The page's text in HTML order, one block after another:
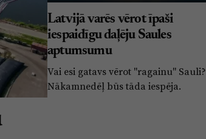
Latvijā varēs vērot īpaši
iespaidīgu daļēju Saules
aptumsumu
Vai esi gatavs vērot "ragainu" Sauli?
Nākamnedēļ būs tāda iespēja.